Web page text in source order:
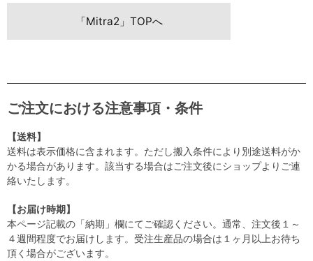
「Mitra2」TOPへ
ご注文における注意事項・条件
【送料】
送料は表示価格に含まれます。ただし搬入条件により別途送料がか
かる場合があります。該当する場合はご注文後にショップよりご連
絡いたします。
【お届け時期】
本ページ記載の「納期」欄にてご確認ください。通常、注文後１～
４週間程度でお届けします。受注生産品の場合は１ヶ月以上お待ち
頂く場合がございます。